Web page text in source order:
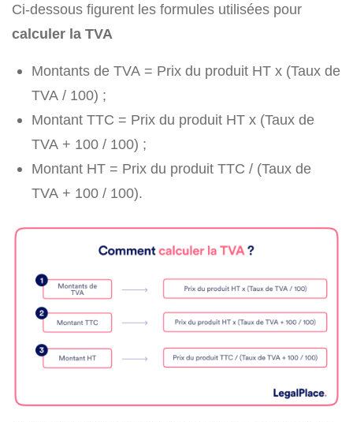
Ci-dessous figurent les formules utilisées pour
calculer la TVA
Montants de TVA = Prix du produit HT x (Taux de
TVA / 100) ;
Montant TTC = Prix du produit HT x (Taux de
TVA + 100 / 100) ;
Montant HT = Prix du produit TTC / (Taux de
TVA + 100 / 100).